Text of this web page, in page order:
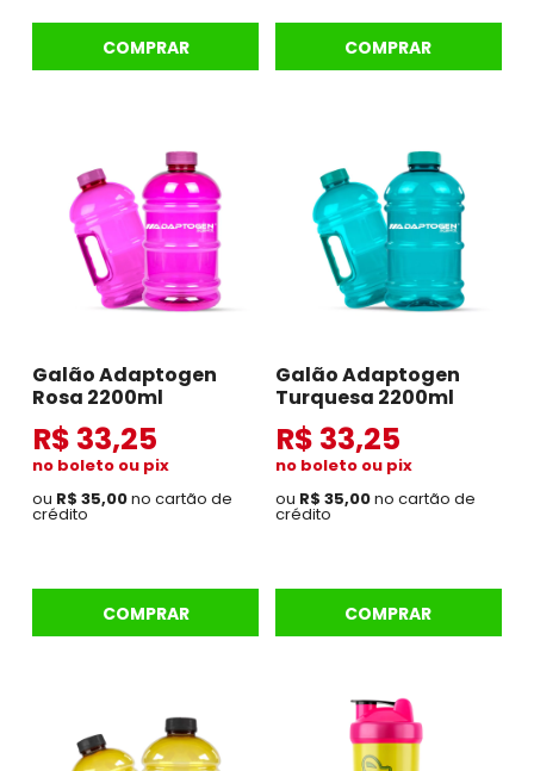
COMPRAR COMPRAR
Galão Adaptogen
Rosa 2200ml
R$ 33,25
no boleto ou pix
ou R$ 35,00no cartão de
crédito
COMPRAR
Galão Adaptogen
Turquesa 2200ml
R$ 33,25
no boleto ou pix
ou R$ 35,00no cartão de
crédito
COMPRAR